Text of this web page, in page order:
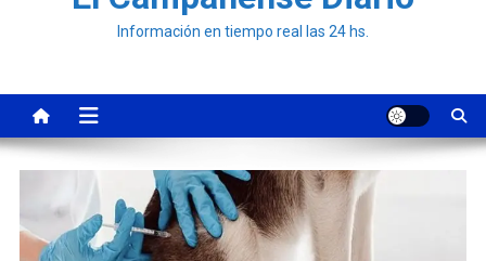
Información en tiempo real las 24 hs.